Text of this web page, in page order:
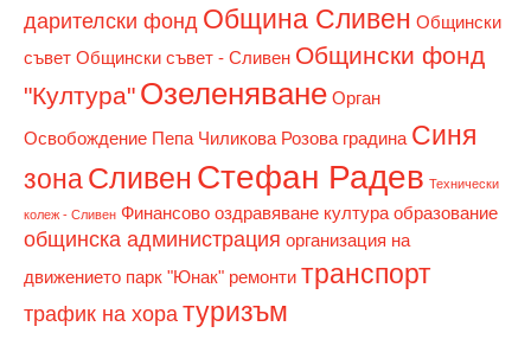
дарителски фонд Община Сливен Общински
съвет Общински съвет - Сливен Общински фонд
"Култура" Озеленяване Орган
Освобождение Пепа Чиликова Розова градина Синя
зонаСливен Стефан Радев Технически
колеж - Сливен Финансово оздравяване култура образование
общинска администрация организация на
движението парк "Юнак" ремонти транспорт
трафик на хора туризъм